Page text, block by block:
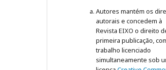
Autores mantém os
autorais e concedem à
Revista EIXO o direito
primeira publicação,
trabalho licenciado
simultaneamente sob